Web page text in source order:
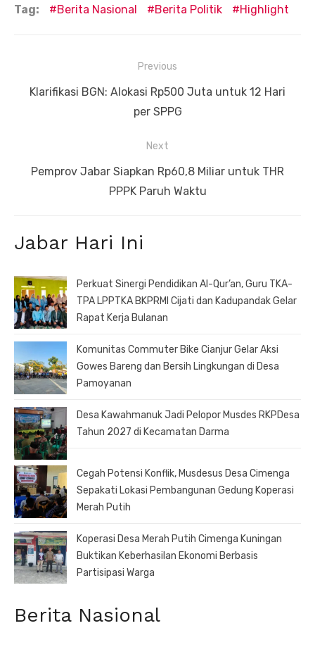
Tag: Berita Nasional Berita Politik Highlight
pos
Previous
Previous
Klarifikasi BGN: Alokasi Rp500 Juta untuk 12 Hari
per SPPG
Next
Next
Pemprov Jabar Siapkan Rp60,8 Miliar untuk THR
PPPK Paruh Waktu
Jabar Hari Ini
Perkuat Sinergi Pendidikan Al-Qur’an, Guru TKA-
TPA LPPTKA BKPRMI Cijati dan Kadupandak Gelar
Rapat Kerja Bulanan
Komunitas Commuter Bike Cianjur Gelar Aksi
Gowes Bareng dan Bersih Lingkungan di Desa
Pamoyanan
Desa Kawahmanuk Jadi Pelopor Musdes RKPDesa
Tahun 2027 di Kecamatan Darma
Cegah Potensi Konflik, Musdesus Desa Cimenga
Sepakati Lokasi Pembangunan Gedung Koperasi
Merah Putih
Koperasi Desa Merah Putih Cimenga Kuningan
Buktikan Keberhasilan Ekonomi Berbasis
Partisipasi Warga
Berita Nasional